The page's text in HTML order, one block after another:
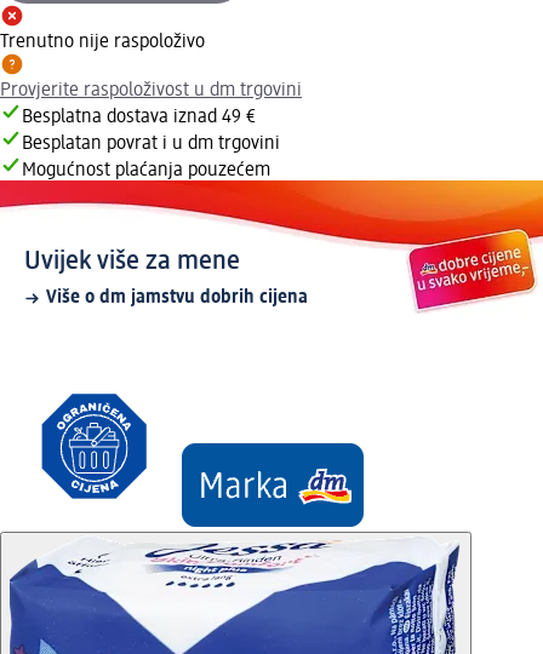
Trenutno nije raspoloživo
Provjerite raspoloživost u dm trgovini
Besplatna dostava iznad 49 €
Besplatan povrat i u dm trgovini
Mogućnost plaćanja pouzećem
Uvijek više za mene
Više o dm jamstvu dobrih cijena